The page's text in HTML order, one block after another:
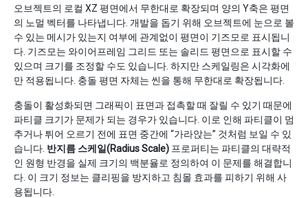
오브젝트의 로컬 XZ 평면에서 무한대로 확장되며 양의 Y축은 평면
의 노멀 벡터를 나타냅니다. 개발을 돕기 위해 오브젝트에 눈으로 볼
수 있는 메시가 있는지 여부에 관계없이 평면이 기즈모로 표시됩니
다. 기즈모는 와이어프레임 그리드 또는 솔리드 평면으로 표시할 수
있으며 크기를 조정할 수도 있습니다. 하지만 스케일링은 시각화에
만 적용됩니다. 충돌 평면 자체는 씬을 통해 무한대로 확장됩니다.
충돌이 활성화되면 그래픽이 표면과 접촉할 때 잘릴 수 있기 때문에
파티클 크기가 문제가 되는 경우가 있습니다. 이로 인해 파티클이 멈
추거나 튀어 오르기 전에 표면 중간에 “가라앉는” 것처럼 보일 수 있
습니다. 반지름 스케일(Radius Scale) 프로퍼티는 파티클의 대략적
인 원형 반경을 실제 크기의 백분율로 정의하여 이 문제를 해결합니
다. 이 크기 정보는 클리핑을 방지하고 침몰 효과를 피하기 위해 사
용됩니다.